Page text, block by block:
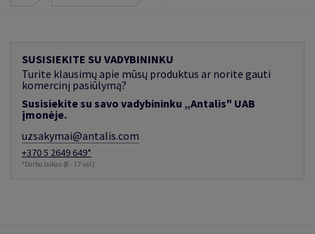
SUSISIEKITE SU VADYBININKU
Turite klausimų apie mūsų produktus ar norite gauti
komercinį pasiūlymą?
Susisiekite su savo vadybininku „Antalis" UAB
įmonėje.
uzsakymai@antalis.com
+370 5 2649 649*
*Darbo laikas (8 - 17 val.)